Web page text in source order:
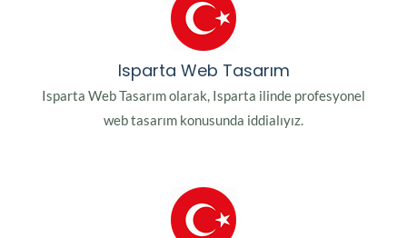
Isparta Web Tasarım
Isparta Web Tasarım olarak, Isparta ilinde profesyonel
web tasarım konusunda iddialıyız.